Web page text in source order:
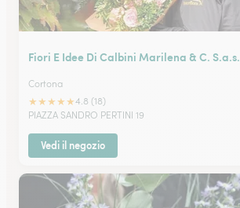
Fiori E Idee Di Calbini Marilena & C. S.a.s.
Cortona
★★★★★4.8 (18)
PIAZZA SANDRO PERTINI 19
Vedi il negozio